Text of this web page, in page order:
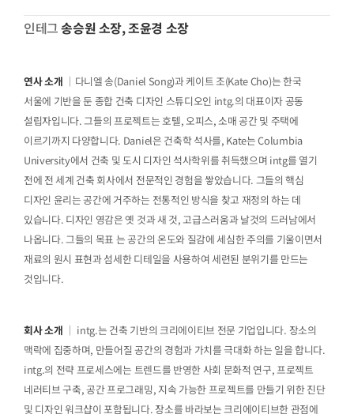
인테그송승원 소장, 조윤경 소장
연사 소개 ｜다니엘 송(Daniel Song)과 케이트 조(Kate Cho)는 한국
서울에 기반을 둔 종합 건축 디자인 스튜디오인 intg.의 대표이자 공동
설립자입니다. 그들의 프로젝트는 호텔, 오피스, 소매 공간 및 주택에
이르기까지 다양합니다. Daniel은 건축학 석사를, Kate는 Columbia
University에서 건축 및 도시 디자인 석사학위를 취득했으며 intg를 열기
전에 전 세계 건축 회사에서 전문적인 경험을 쌓았습니다. 그들의 핵심
디자인 윤리는 공간에 거주하는 전통적인 방식을 찾고 재정의 하는 데
있습니다. 디자인 영감은 옛 것과 새 것, 고급스러움과 날것의 드러남에서
나옵니다. 그들의 목표 는 공간의 온도와 질감에 세심한 주의를 기울이면서
재료의 원시 표현과 섬세한 디테일을 사용하여 세련된 분위기를 만드는
것입니다.
회사 소개 ｜ intg.는 건축 기반의 크리에이티브 전문 기업입니다. 장소의
맥락에 집중하며, 만들어질 공간의 경험과 가치를 극대화 하는 일을 합니다.
intg.의 전략 프로세스에는 트렌드를 반영한 사회 문화적 연구, 프로젝트
네러티브 구축, 공간 프로그래밍, 지속 가능한 프로젝트를 만들기 위한 진단
및 디자인 워크샵이 포함됩니다. 장소를 바라보는 크리에이티브한 관점에